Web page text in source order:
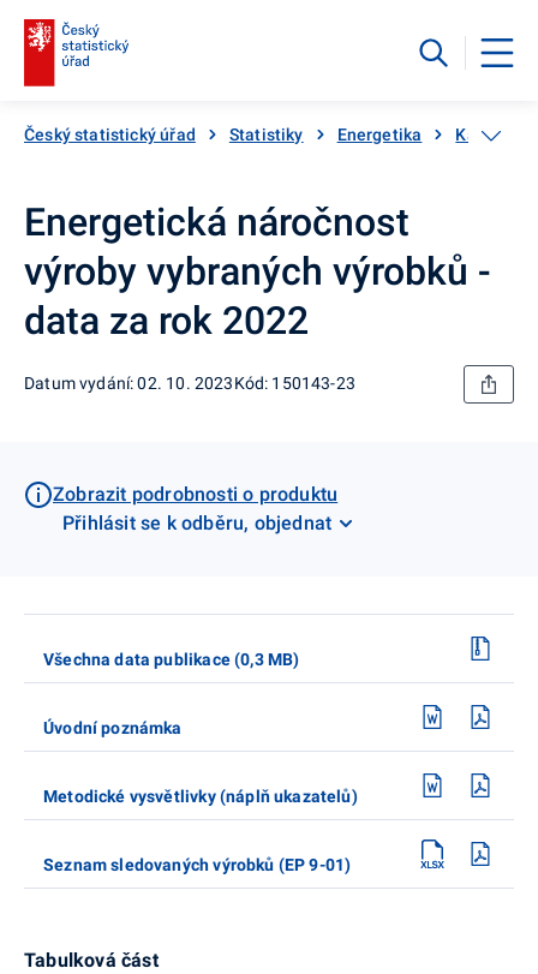
Český statistický úřad Statistiky Energetika Katalog
Energetická náročnost
výroby vybraných výrobků -
data za rok 2022
Datum vydání: 02. 10. 2023Kód: 150143-23
Zobrazit podrobnosti o produktu
Přihlásit se k odběru, objednat
Všechna data publikace (0,3 MB)
Úvodní poznámka
Metodické vysvětlivky (náplň ukazatelů)
Seznam sledovaných výrobků (EP 9-01)
Tabulková část